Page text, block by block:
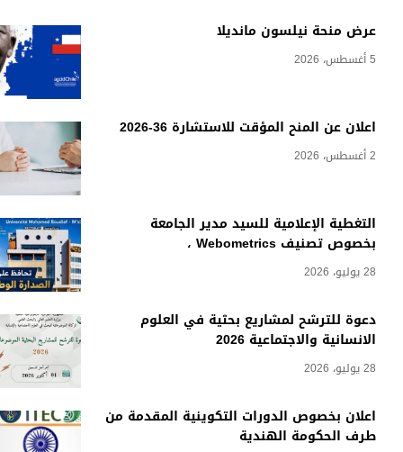
عرض منحة نيلسون مانديلا
5 أغسطس، 2026
اعلان عن المنح المؤقت للاستشارة 36-2026
2 أغسطس، 2026
التغطية الإعلامية للسيد مدير الجامعة
بخصوص تصنيف Webometrics ،
28 يوليو، 2026
دعوة للترشح لمشاريع بحثية في العلوم
الانسانية والاجتماعية 2026
28 يوليو، 2026
اعلان بخصوص الدورات التكوينية المقدمة من
طرف الحكومة الهندية